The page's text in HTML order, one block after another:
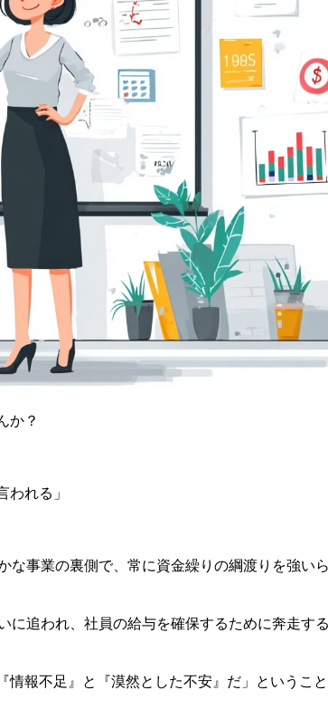
か？
れる」
事業の裏側で、常に資金繰りの綱渡りを強い
追われ、社員の給与を確保するために奔走す
報不足』と『漠然とした不安』だ」というこ